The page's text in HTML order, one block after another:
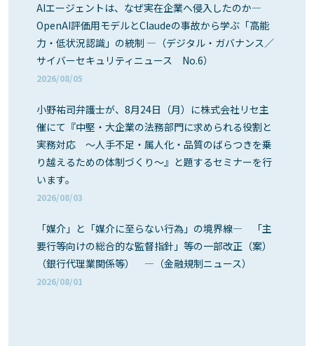
AIエージェントは、なぜ実在企業へ侵入したのか―
OpenAI評価用モデルとClaudeの事故から学ぶ「高能
力・低状況認識」の統制 ―（デジタル・ガバナンス／
サイバーセキュリティニュース No.6）
2026/08/05
小野祐司弁護士が、8月24日（月）に株式会社リセ主
催にて『中堅・大企業の法務部門に求められる役割と
実務対応 ～人手不足・属人化・品質のばらつきを乗
り越えるための体制づくり～』と題するセミナーを行
います。
2026/08/03
「媒介」と「媒介に至らない行為」の境界線― 「主
要行等向けの総合的な監督指針」等の一部改正（案）
（銀行代理業関係等） ―（金融規制ニュース）
2026/08/01